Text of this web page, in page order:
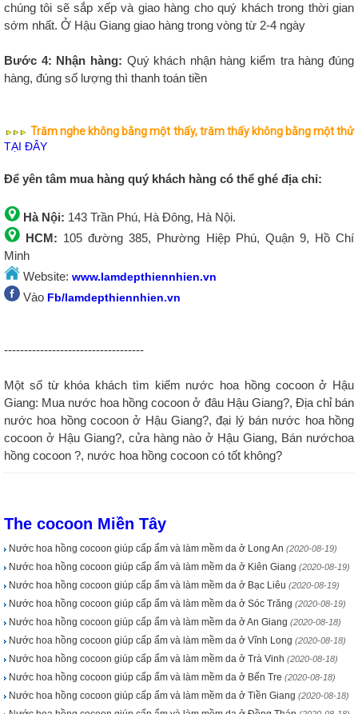
chúng tôi sẽ sắp xếp và giao hàng cho quý khách trong thời gian
sớm nhất. Ở Hậu Giang giao hàng trong vòng từ 2-4 ngày
Bước 4: Nhận hàng: Quý khách nhận hàng kiểm tra hàng đúng
hàng, đúng số lượng thì thanh toán tiền
Trăm nghe không bằng một thấy, trăm thấy không bằng một thử
TẠI ĐÂY
Để yên tâm mua hàng quý khách hàng có thể ghé địa chỉ:
Hà Nội: 143 Trần Phú, Hà Đông, Hà Nội.
HCM: 105 đường 385, Phường Hiệp Phú, Quận 9, Hồ Chí
Minh
Website: www.lamdepthiennhien.vn
Vào Fb/lamdepthiennhien.vn
-----------------------------------
Một số từ khóa khách tìm kiếm nước hoa hồng cocoon ở Hậu
Giang: Mua nước hoa hồng cocoon ở đâu Hậu Giang?, Địa chỉ bán
nước hoa hồng cocoon ở Hậu Giang?, đại lý bán nước hoa hồng
cocoon ở Hậu Giang?, cửa hàng nào ở Hậu Giang, Bán nướchoa
hồng cocoon ?, nước hoa hồng cocoon có tốt không?
The cocoon Miền Tây
Nước hoa hồng cocoon giúp cấp ẩm và làm mềm da ở Long An (2020-08-19)
Nước hoa hồng cocoon giúp cấp ẩm và làm mềm da ở Kiên Giang (2020-08-19)
Nước hoa hồng cocoon giúp cấp ẩm và làm mềm da ở Bạc Liêu (2020-08-19)
Nước hoa hồng cocoon giúp cấp ẩm và làm mềm da ở Sóc Trăng (2020-08-19)
Nước hoa hồng cocoon giúp cấp ẩm và làm mềm da ở An Giang (2020-08-18)
Nước hoa hồng cocoon giúp cấp ẩm và làm mềm da ở Vĩnh Long (2020-08-18)
Nước hoa hồng cocoon giúp cấp ẩm và làm mềm da ở Trà Vinh (2020-08-18)
Nước hoa hồng cocoon giúp cấp ẩm và làm mềm da ở Bến Tre (2020-08-18)
Nước hoa hồng cocoon giúp cấp ẩm và làm mềm da ở Tiền Giang (2020-08-18)